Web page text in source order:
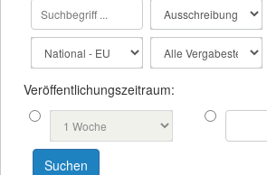
Veröffentlichungszeitraum: